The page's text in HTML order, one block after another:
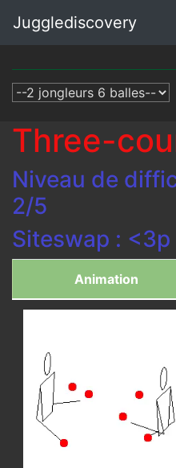
Jugglediscovery
Three-
Niveau de
2/5
Siteswap :
Animation